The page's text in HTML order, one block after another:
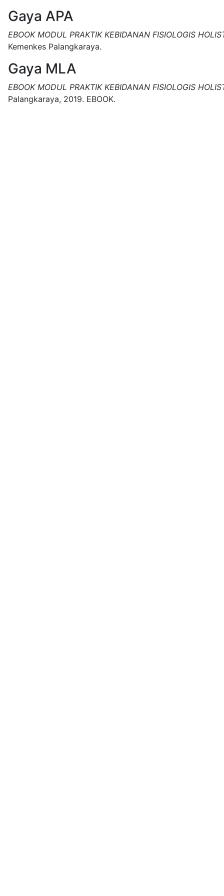
Gaya APA
EBOOK MODUL PRAKTIK KEBIDANAN FISIOLOGIS
Kemenkes Palangkaraya.
Gaya MLA
EBOOK MODUL PRAKTIK KEBIDANAN FISIOLOGIS
Palangkaraya, 2019. EBOOK.